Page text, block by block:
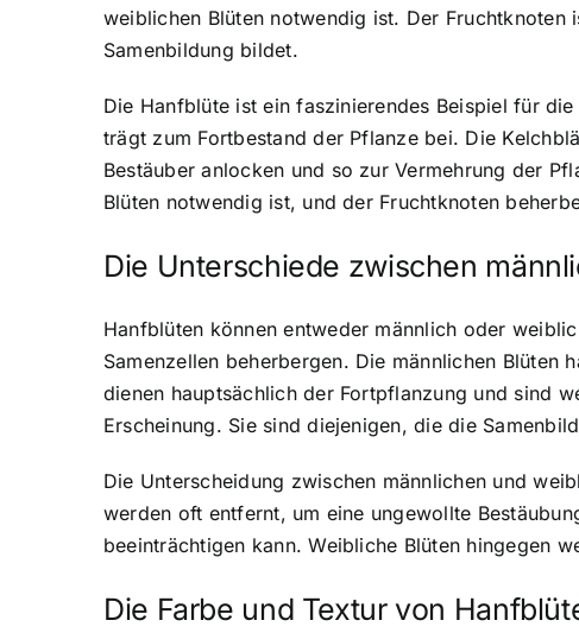
weiblichen Blüten notwendig ist. Der
Samenbildung bildet.
Die Hanfblüte ist ein faszinierendes Beispiel für
trägt zum Fortbestand der Pflanze bei. Die
Bestäuber anlocken und so zur Vermehrung der
Blüten notwendig ist, und der Fruchtknoten
Die Unterschiede zwischen
Hanfblüten können entweder männlich oder
Samenzellen beherbergen. Die männlichen
dienen hauptsächlich der Fortpflanzung und sind
Erscheinung. Sie sind diejenigen, die die
Die Unterscheidung zwischen männlichen und
werden oft entfernt, um eine ungewollte
beeinträchtigen kann. Weibliche Blüten hingegen
Die Farbe und Textur von